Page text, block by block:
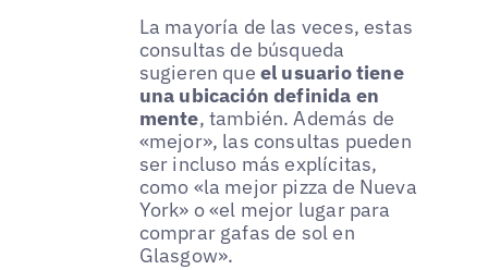
La mayoría de las veces, estas
consultas de búsqueda
sugieren que el usuario tiene
una ubicación definida en
mente, también. Además de
«mejor», las consultas pueden
ser incluso más explícitas,
como «la mejor pizza de Nueva
York» o «el mejor lugar para
comprar gafas de sol en
Glasgow».